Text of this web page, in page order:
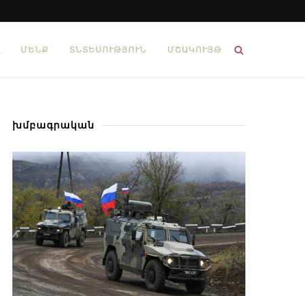
ՄԵՆՔ ՏՆՏԵՍՈՒԹՅՈՒՆ ՄՇԱԿՈՒՅԹ
խմբագրական